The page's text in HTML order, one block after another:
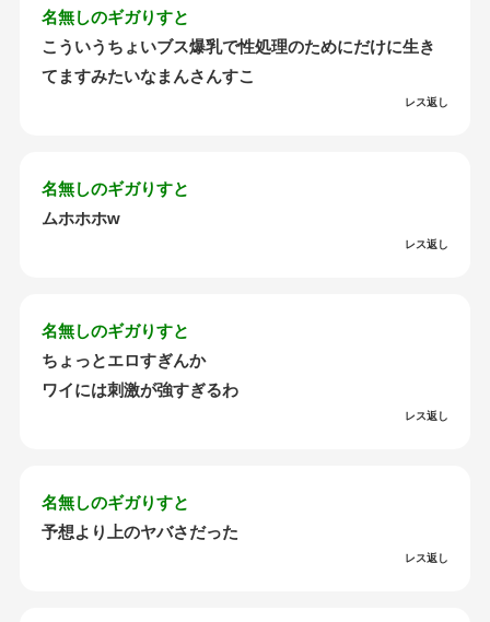
名無しのギガりすと
こういうちょいブス爆乳で性処理のためにだけに生き
てますみたいなまんさんすこ
レス返し
名無しのギガりすと
ムホホホw
レス返し
名無しのギガりすと
ちょっとエロすぎんか
ワイには刺激が強すぎるわ
レス返し
名無しのギガりすと
予想より上のヤバさだった
レス返し